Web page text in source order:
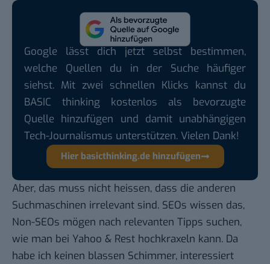
Google lässt dich jetzt selbst bestimmen,
welche Quellen du in der Suche häufiger
siehst. Mit zwei schnellen Klicks kannst du
BASIC thinking kostenlos als bevorzugte
Quelle hinzufügen und damit unabhängigen
Tech-Journalismus unterstützen. Vielen Dank!
Hier basicthinking.de hinzufügen
Aber, das muss nicht heissen, dass die anderen
Suchmaschinen irrelevant sind. SEOs wissen das,
Non-SEOs mögen nach relevanten Tipps suchen,
wie man bei Yahoo & Rest hochkraxeln kann. Da
habe ich keinen blassen Schimmer, interessiert